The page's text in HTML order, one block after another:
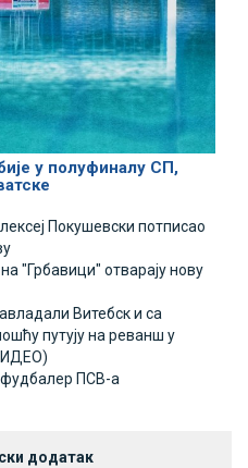
у полуфиналу СП,
Покушевски потписао
"Грбавици" отварају нову
Витебск и са
путују на реванш у
ПСВ-а
додатак